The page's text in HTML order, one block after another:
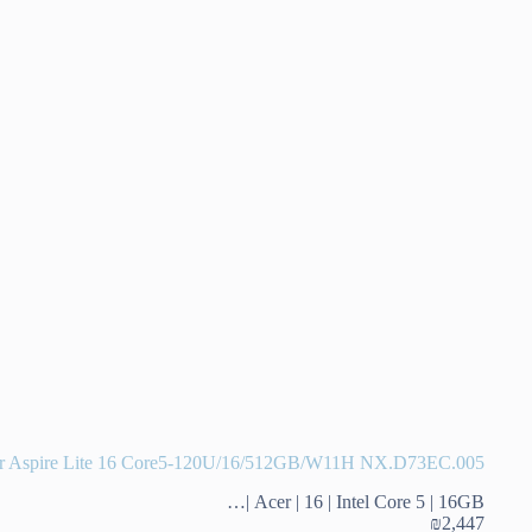
Aspire Lite 16 Core5-120U/16/512GB/W11H NX.D73EC.005
Acer | 16 | Intel Core 5 | 16GB |…
₪2,447